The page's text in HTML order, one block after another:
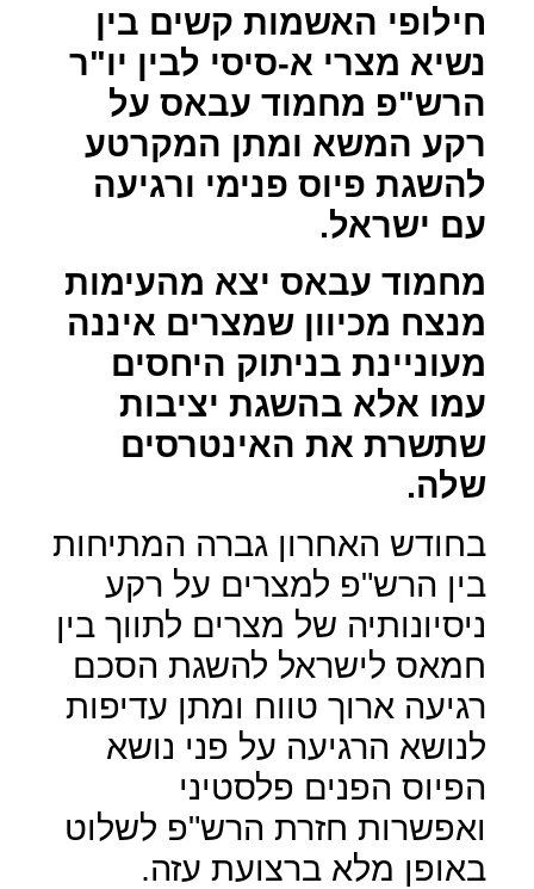
חילופי האשמות קשים בין
נשיא מצרי א-סיסי לבין יו"ר
הרש"פ מחמוד עבאס על
רקע המשא ומתן המקרטע
להשגת פיוס פנימי ורגיעה
עם ישראל.
מחמוד עבאס יצא מהעימות
מנצח מכיוון שמצרים איננה
מעוניינת בניתוק היחסים
עמו אלא בהשגת יציבות
שתשרת את האינטרסים
שלה.
בחודש האחרון גברה המתיחות
בין הרש"פ למצרים על רקע
ניסיונותיה של מצרים לתווך בין
חמאס לישראל להשגת הסכם
רגיעה ארוך טווח ומתן עדיפות
לנושא הרגיעה על פני נושא
הפיוס הפנים פלסטיני
ואפשרות חזרת הרש"פ לשלוט
באופן מלא ברצועת עזה.